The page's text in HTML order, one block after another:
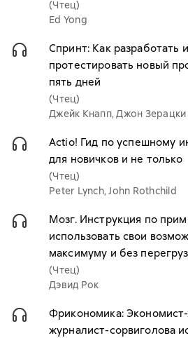
(Чтец)
Ed Yong
Спринт: Как разработать и
протестировать новый
пять дней
(Чтец)
Джейк Кнапп, Джон Зерацки
Actio! Гид по успешному
для новичков и не только
(Чтец)
Peter Lynch, John Rothchild
Мозг. Инструкция по
использовать свои
максимуму и без
(Чтец)
Дэвид Рок
Фрикономика: Экономист-
журналист-сорвиголова